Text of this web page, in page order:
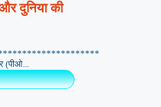
दुनिया की
(पीओ...